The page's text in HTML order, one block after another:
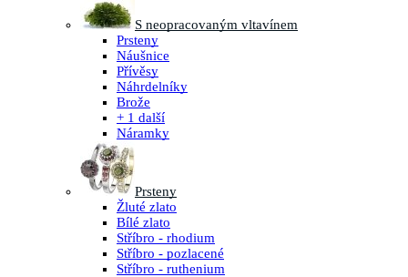
S neopracovaným vltavínem
Prsteny
Náušnice
Přívěsy
Náhrdelníky
Brože
+ 1 další
Náramky
Prsteny
Žluté zlato
Bílé zlato
Stříbro - rhodium
Stříbro - pozlacené
Stříbro - ruthenium